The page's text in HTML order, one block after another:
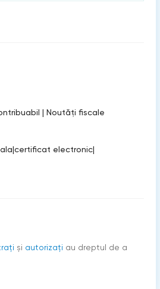
| Noutăți fiscale
|certificat electronic|
şi autorizați au dreptul de a